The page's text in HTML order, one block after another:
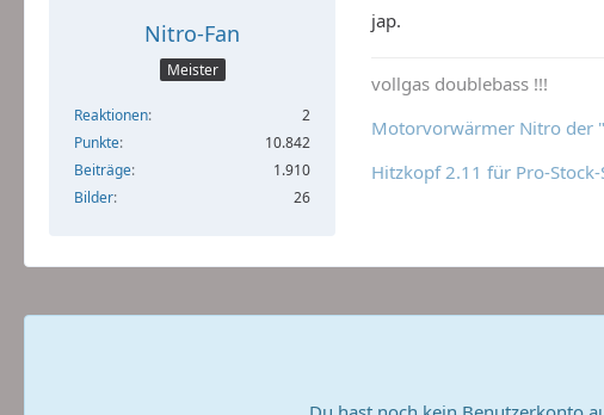
Nitro-Fan
Meister
Reaktionen
2
Punkte
10.842
Beiträge
1.910
Bilder
26
jap.
vollgas doublebass !!!
Motorvorwärmer Nitro der
Hitzkopf 2.11 für Pro-